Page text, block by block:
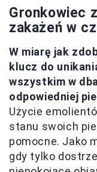
Gronkowiec
zakażeń w
W miarę jak
klucz do
wszystkim w
odpowiedniej
Użycie
stanu swoich
pomocne. Jako
gdy tylko